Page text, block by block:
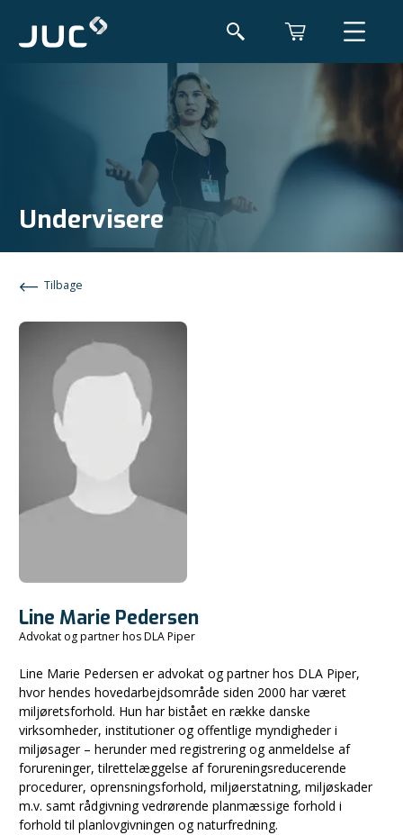
Undervisere
Tilbage
Line Marie Pedersen
Advokat og partner hos DLA Piper
Line Marie Pedersen er advokat og partner hos DLA Piper,
hvor hendes hovedarbejdsområde siden 2000 har været
miljøretsforhold. Hun har bistået en række danske
virksomheder, institutioner og offentlige myndigheder i
miljøsager – herunder med registrering og anmeldelse af
forureninger, tilrettelæggelse af forureningsreducerende
procedurer, oprensningsforhold, miljøerstatning, miljøskader
m.v. samt rådgivning vedrørende planmæssige forhold i
forhold til planlovgivningen og naturfredning.